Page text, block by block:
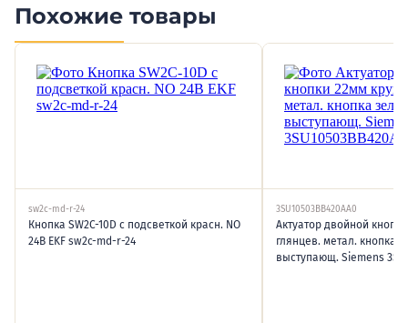
Похожие товары
sw2c-md-r-24
Кнопка SW2C-10D с подсветкой красн. NO
24В EKF sw2c-md-r-24
3SU10503BB420AA0
Актуатор двойной
глянцев. метал. кнопка
выступающ. Siemens